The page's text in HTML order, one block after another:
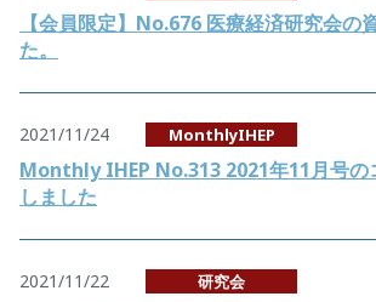
【会員限定】No.676 医療経済研究会の
た。
2021/11/24 MonthlyIHEP
Monthly IHEP No.313 2021年11月号の
しました
2021/11/22 研究会